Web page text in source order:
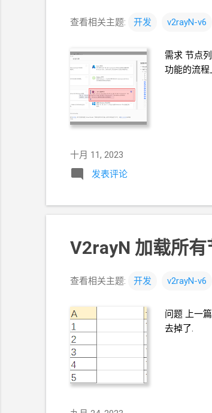
查看相关主题: 开发 v2rayN-v6
需求 节点
功能的流程
十月 11, 2023
发表评论
V2rayN 加载所
查看相关主题: 开发 v2rayN-v6
问题 上一
去掉了.